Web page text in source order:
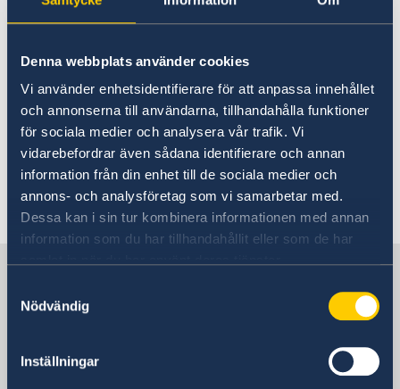
Denna webbplats använder cookies
Vi använder enhetsidentifierare för att anpassa innehållet
och annonserna till användarna, tillhandahålla funktioner
för sociala medier och analysera vår trafik. Vi
vidarebefordrar även sådana identifierare och annan
information från din enhet till de sociala medier och
annons- och analysföretag som vi samarbetar med.
Dessa kan i sin tur kombinera informationen med annan
information som du har tillhandahållit eller som de har
Nödvändig
Inställningar
Senast uppdaterad 04 dec. 2019, 10.58
Sverige i Europarådet, Strasbourg
Besöksadress